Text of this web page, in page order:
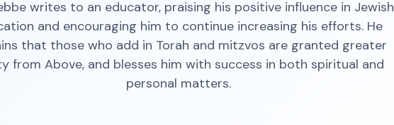
writes to an educator, praising his positive influence in Jewish
and encouraging him to continue increasing his efforts. He
that those who add in Torah and mitzvos are granted greater
from Above, and blesses him with success in both spiritual and
personal matters.